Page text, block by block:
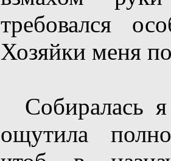
требовался
Хозяйки меня
Собиралась
ощутила